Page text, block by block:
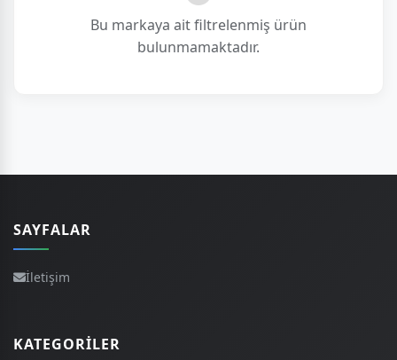
Bu markaya ait filtrelenmiş ürün
bulunmamaktadır.
SAYFALAR
İletişim
KATEGORILER